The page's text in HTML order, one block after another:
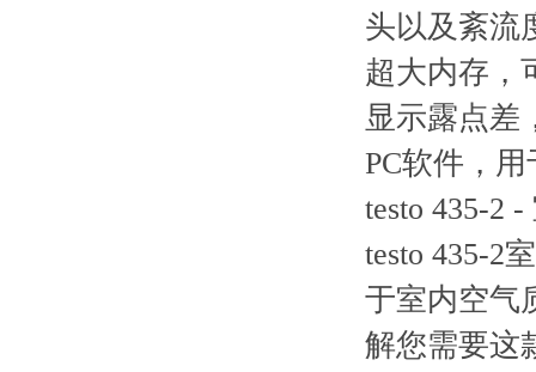
头以及紊流
超大内存，
显示露点差
PC软件，
testo 435-2
testo 435-2
于室内空气
解您需要这